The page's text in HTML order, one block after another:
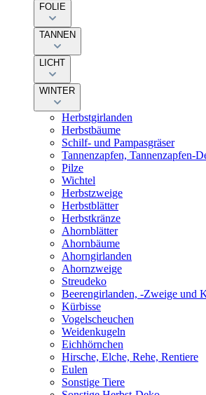
FOLIE
TANNEN
LICHT
WINTER
Herbstgirlanden
Herbstbäume
Schilf- und Pampasgräser
Tannenzapfen, Tannenzapfen-
Pilze
Wichtel
Herbstzweige
Herbstblätter
Herbstkränze
Ahornblätter
Ahornbäume
Ahorngirlanden
Ahornzweige
Streudeko
Beerengirlanden, -Zweige und
Kürbisse
Vogelscheuchen
Weidenkugeln
Eichhörnchen
Hirsche, Elche, Rehe, Rentiere
Eulen
Sonstige Tiere